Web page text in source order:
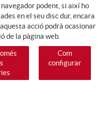
podent, si així ho
en el seu disc dur, encara
acció podrà ocasionar
de la pàgina web.
Com
configurar